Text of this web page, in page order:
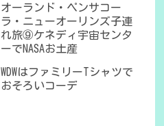
オーランド・ペンサコー
ラ・ニューオーリンズ子連
れ旅⑨ケネディ宇宙センタ
ーでNASAお土産
WDWはファミリーTシャツで
おそろいコーデ